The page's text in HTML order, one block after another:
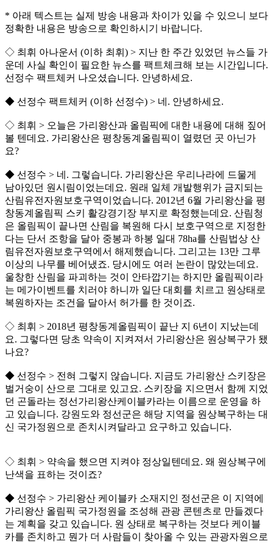
* 아래 텍스트는 실제 방송 내용과 차이가 있을 수 있으니 보다
정확한 내용은 방송으로 확인하시기 바랍니다.
◇ 최휘 아나운서 (이하 최휘) > 지난 한 주간 있었던 뉴스들 가
운데 사실 확인이 필요한 뉴스를 팩트체크해 보는 시간입니다.
선정수 팩트체커 나오셨습니다. 안녕하세요.
◆ 선정수 팩트체커 (이하 선정수) > 네. 안녕하세요.
◇ 최휘 > 오늘은 가리왕산과 올림픽에 대한 내용에 대해 짚어
볼 텐데요. 가리왕산은 평창동계올림픽이 열렸던 곳 아닌가
요?
◆ 선정수 > 네. 그렇습니다. 가리왕산은 우리나라에 드물게
남아있던 원시림이었는데요. 원래 일체 개발행위가 금지되는
산림유전자원보호구역이었습니다. 2012년 6월 가리왕산을 평
창동계올림픽 스키 활강경기장 부지로 확정했는데요. 산림청
은 올림픽이 끝나면 산림을 복원해 다시 보호구역으로 지정한
다는 단서 조항을 달아 중봉과 하봉 일대 78ha를 산림법상 산
림유전자원보호구역에서 해제했습니다. 그리고는 13만 그루
이상의 나무를 베어냈죠. 당시에도 여러 논란이 많았는데요.
울창한 산림을 파괴하는 것이 안타깝기는 하지만 올림픽이라
는 메가이벤트를 치러야 하니까 일단 대회를 치르고 원상태로
복원하자는 조건을 달아서 허가를 한 것이죠.
◇ 최휘 > 2018년 평창동계올림픽이 끝난 지 6년이 지났는데
요. 그렇다면 당초 약속이 지켜져서 가리왕산은 원상복구가 됐
나요?
◆ 선정수 > 전혀 그렇지 않습니다. 지금도 가리왕산 스키장은
벌거숭이 산으로 그대로 있고요. 스키장을 지으면서 함께 지었
던 곤돌라는 정선가리왕산케이블카라는 이름으로 운영을 하
고 있습니다. 강원도와 정선군은 해당 지역을 원상복구하는 대
신 국가정원으로 존치시켜달라고 요구하고 있습니다.
◇ 최휘 > 약속을 했으면 지켜야 정상일텐데요. 왜 원상복구에
난색을 표하는 것이죠?
◆ 선정수 > 가리왕산 케이블카 소재지인 정선군은 이 지역에
가리왕산 올림픽 국가정원을 조성해 관광 콘텐츠로 만들겠다
는 계획을 갖고 있습니다. 원 상태로 복구하는 것보다 케이블
카를 존치하고 뭔가 더 사람들이 찾아올 수 있는 관광자원으로